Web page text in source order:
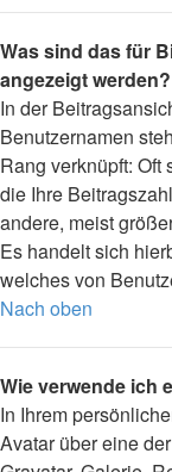
Was sind das für
angezeigt werden?
In der
Benutzernamen
Rang verknüpft: Oft
die Ihre
andere, meist
Es handelt sich
welches von
Nach oben
Wie verwende ich
In Ihrem
Avatar über eine